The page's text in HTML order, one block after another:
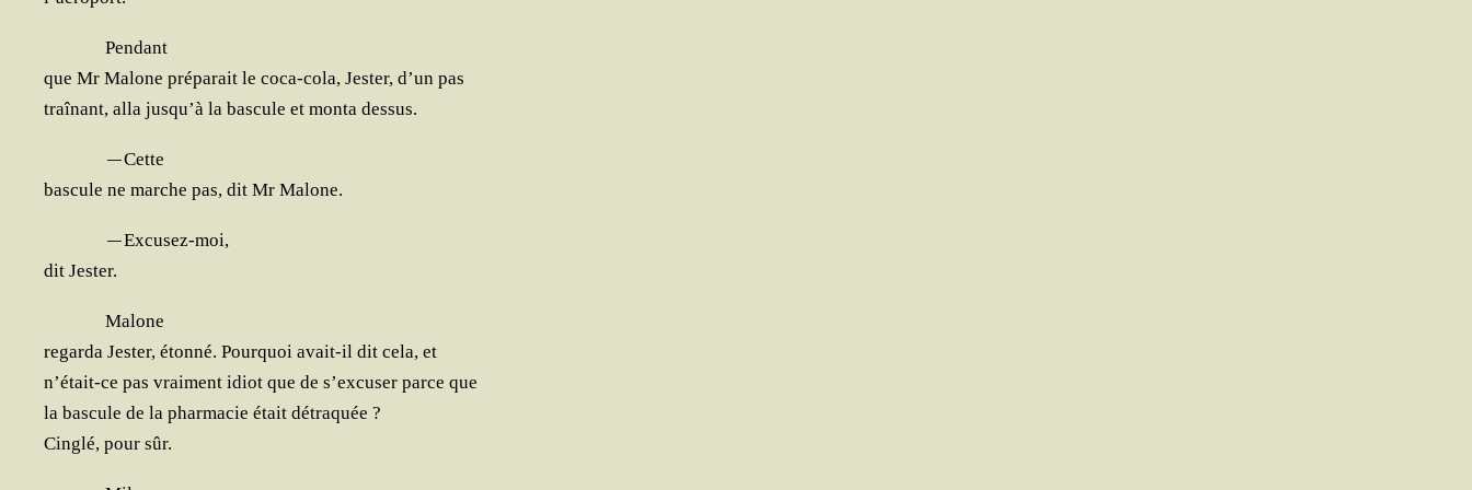
Pen­dant
que Mr Malone pré­pa­rait le coca-cola, Jes­ter, d’un pas
traî­nant, alla jusqu’à la bas­cule et mon­ta dessus.
—Cette
bas­cule ne marche pas, dit Mr Malone.
—Excu­sez-moi,
dit Jester.
Malone
regar­da Jes­ter, éton­né. Pour­quoi avait-il dit cela, et
n’était-ce pas vrai­ment idiot que de s’excuser parce que
la bas­cule de la phar­ma­cie était détraquée ?
Cin­glé, pour sûr.